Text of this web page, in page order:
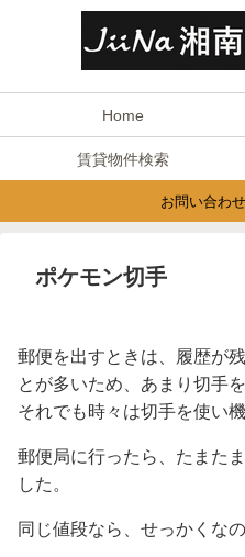
Home
賃貸物件検索
お問い合わ
ポケモン切手
郵便を出すときは、履歴が
とが多いため、あまり切手
それでも時々は切手を使い
郵便局に行ったら、たまた
した。
同じ値段なら、せっかくな